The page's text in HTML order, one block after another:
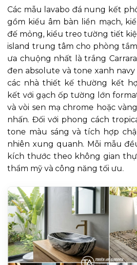
Các mẫu lavabo đá nung kết
gồm kiểu âm bàn liền mạch,
đế mỏng, kiểu treo tường tiết
island trung tâm cho phòng
ưa chuộng nhất là trắng
đen absolute và tone xanh
các nhà thiết kế thường kết
kết với gạch ốp tường lớn
và vòi sen mạ chrome hoặc
nhấn. Đối với phong cách
tone màu sáng và tích hợp
nhiên xung quanh. Mỗi mẫu
kích thước theo không gian
thẩm mỹ và công năng tối ưu.